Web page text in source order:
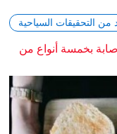
من التحقيقات السياحية
بخمسة أنواع من